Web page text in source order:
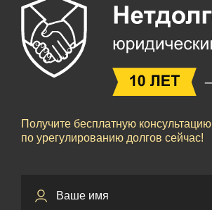
Получите бесплатную консультацию
по урегулированию долгов сейчас!